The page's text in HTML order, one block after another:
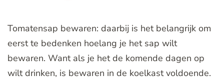
Tomatensap bewaren: daarbij is het belangrijk om
eerst te bedenken hoelang je het sap wilt
bewaren. Want als je het de komende dagen op
wilt drinken, is bewaren in de koelkast voldoende.